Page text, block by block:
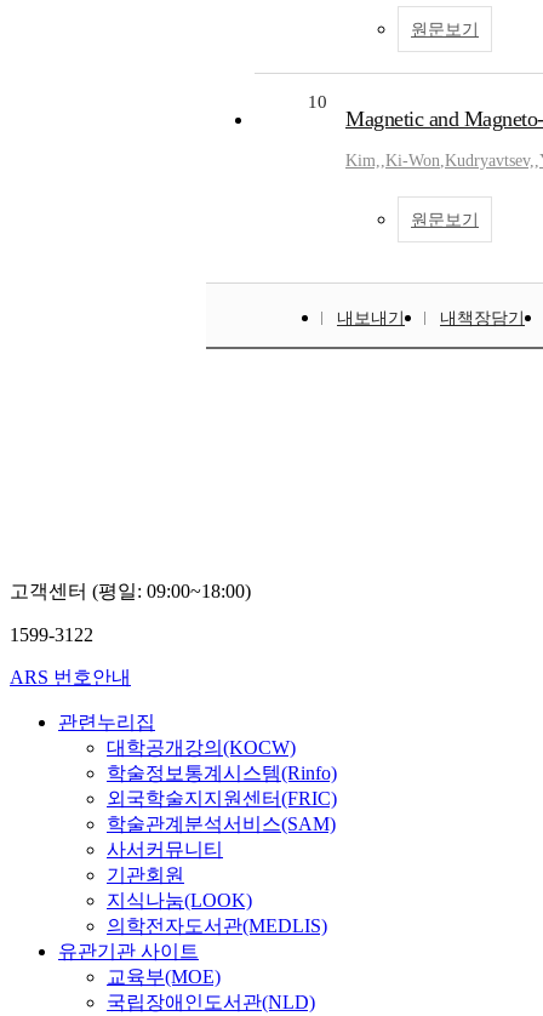
원문보기
10
Magnetic and
Kim,,Ki-Won,Kudryavtsev,,
원문보기
내보내기 내책장담기
고객센터 (평일: 09:00~18:00)
1599-3122
ARS 번호안내
관련누리집
대학공개강의(KOCW)
학술정보통계시스템(Rinfo)
외국학술지지원센터(FRIC)
학술관계분석서비스(SAM)
사서커뮤니티
기관회원
지식나눔(LOOK)
의학전자도서관(MEDLIS)
유관기관 사이트
교육부(MOE)
국립장애인도서관(NLD)